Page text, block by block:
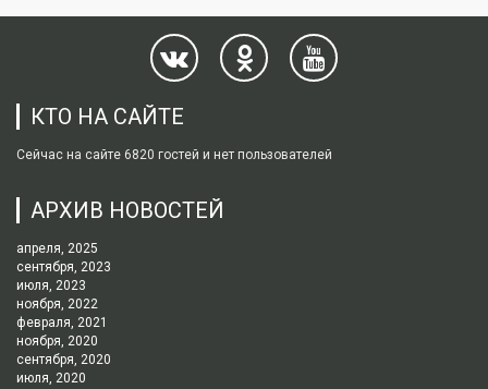
КТО НА САЙТЕ
Сейчас на сайте 6820 гостей и нет пользователей
АРХИВ НОВОСТЕЙ
апреля, 2025
сентября, 2023
июля, 2023
ноября, 2022
февраля, 2021
ноября, 2020
сентября, 2020
июля, 2020